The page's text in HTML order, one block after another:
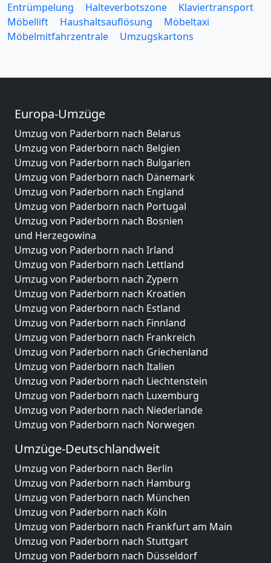
Entrümpelung
Halteverbotszone
Klaviertransport
Möbellift
Haushaltsauflösung
Möbeltaxi
Möbelmitfahrzentrale
Umzugskartons
Europa-Umzüge
Umzug von Paderborn nach Belarus
Umzug von Paderborn nach Belgien
Umzug von Paderborn nach Bulgarien
Umzug von Paderborn nach Dänemark
Umzug von Paderborn nach England
Umzug von Paderborn nach Portugal
Umzug von Paderborn nach Bosnien
und Herzegowina
Umzug von Paderborn nach Irland
Umzug von Paderborn nach Lettland
Umzug von Paderborn nach Zypern
Umzug von Paderborn nach Kroatien
Umzug von Paderborn nach Estland
Umzug von Paderborn nach Finnland
Umzug von Paderborn nach Frankreich
Umzug von Paderborn nach Griechenland
Umzug von Paderborn nach Italien
Umzug von Paderborn nach Liechtenstein
Umzug von Paderborn nach Luxemburg
Umzug von Paderborn nach Niederlande
Umzug von Paderborn nach Norwegen
Umzüge-Deutschlandweit
Umzug von Paderborn nach Berlin
Umzug von Paderborn nach Hamburg
Umzug von Paderborn nach München
Umzug von Paderborn nach Köln
Umzug von Paderborn nach Frankfurt am Main
Umzug von Paderborn nach Stuttgart
Umzug von Paderborn nach Düsseldorf